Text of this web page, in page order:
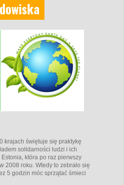
krajach świętuje się praktykę
solidarności ludzi i ich
która po raz pierwszy
2008 roku. Wtedy to zebrało się
5 godzin móc sprzątać śmieci